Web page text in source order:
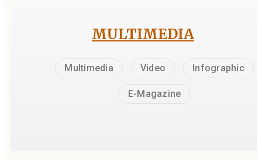
MULTIMEDIA
Multimedia Video Infographic
E-Magazine